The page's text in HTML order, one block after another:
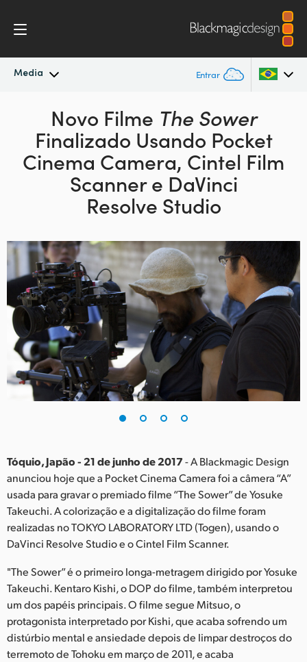
Media Entrar
Novidades
Arquivo
Imagens para Imprensa
Argentina
Australia
Austria
China
Denmark
Finland
France
Germany
Italy
Japan
Korea
Malaysia
Netherlands
New Zealand
Novo Filme The Sower
Finalizado Usando Pocket
Cinema Camera, Cintel Film
Scanner e DaVinci
Resolve Studio
Tóquio, Japão - 21 de junho de 2017- A Blackmagic Design
anunciou hoje que a Pocket Cinema Camera foi a câmera “A”
usada para gravar o premiado filme “The Sower” de Yosuke
Takeuchi. A colorização e a digitalização do filme foram
realizadas no TOKYO LABORATORY LTD (Togen), usando o
DaVinci Resolve Studio e o Cintel Film Scanner.
"The Sower” é o primeiro longa-metragem dirigido por Yosuke
Takeuchi. Kentaro Kishi, o DOP do filme, também interpretou
um dos papéis principais. O filme segue Mitsuo, o
protagonista interpretado por Kishi, que acaba sofrendo um
distúrbio mental e ansiedade depois de limpar destroços do
terremoto de Tohoku em março de 2011, e acaba